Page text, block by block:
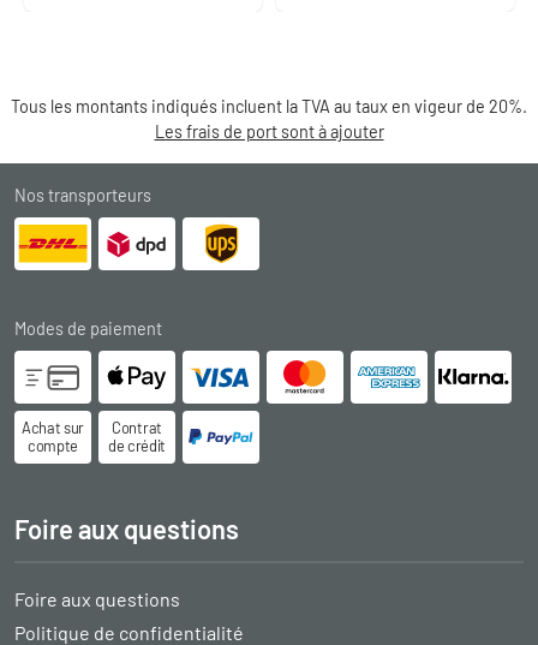
Tous les montants indiqués incluent la TVA au taux en vigeur de 20%.
Les frais de port sont à ajouter
Nos transporteurs
Modes de paiement
Achat sur
compte
Contrat
de crédit
Foire aux questions
Foire aux questions
Politique de confidentialité